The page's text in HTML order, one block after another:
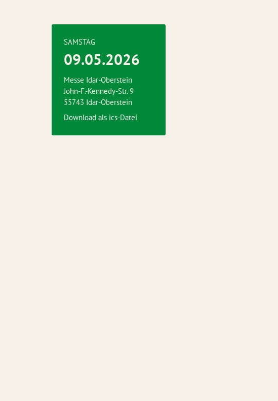
SAMSTAG
09.05.2026
Messe Idar-Oberstein
John-F.-Kennedy-Str. 9
55743 Idar-Oberstein
Download als ics-Datei